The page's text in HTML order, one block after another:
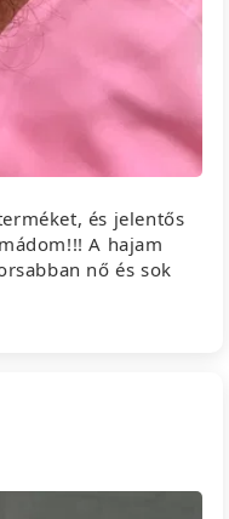
és jelentős
A hajam
nő és sok